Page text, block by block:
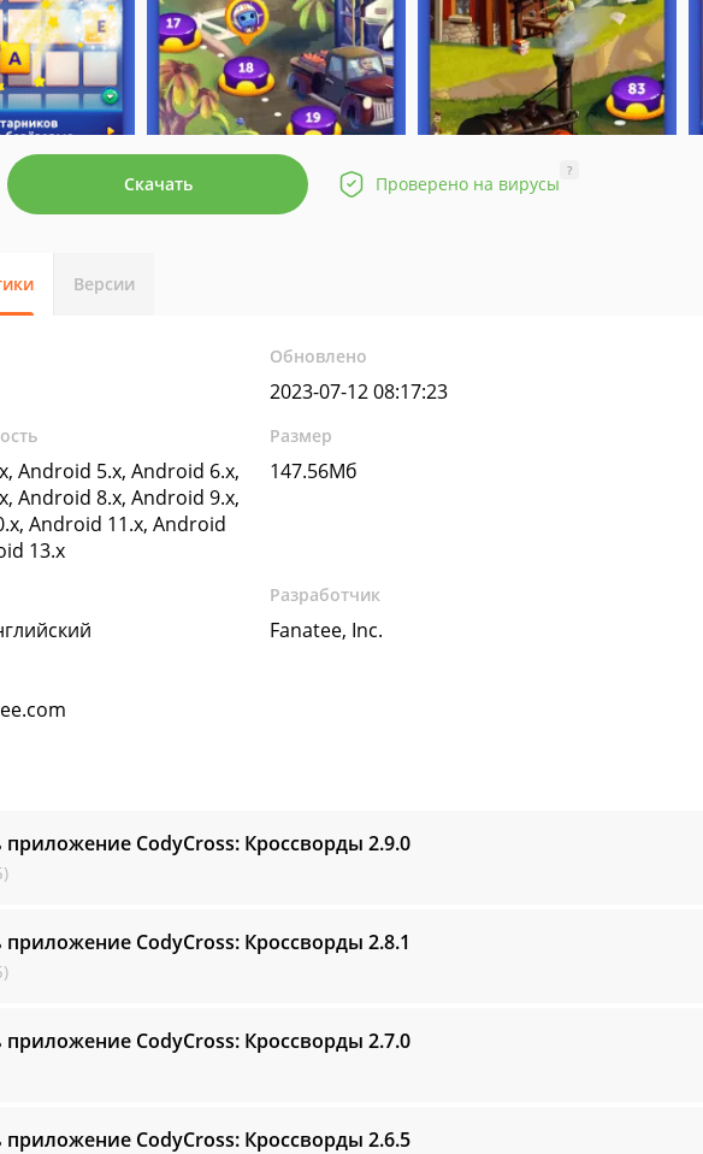
Скачать Проверено на вирусы
?
Версии
Обновлено
2023-07-12 08:17:23
Android 5.x, Android 6.x,
Android 8.x, Android 9.x,
Android 11.x, Android
13.x
Размер
147.56Мб
Разработчик
Fanatee, Inc.
приложение CodyCross: Кроссворды 2.9.0
приложение CodyCross: Кроссворды 2.8.1
приложение CodyCross: Кроссворды 2.7.0
приложение CodyCross: Кроссворды 2.6.5